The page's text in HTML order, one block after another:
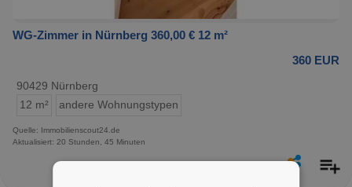
WG-Zimmer in Nürnberg 360,00 € 12 m²
360 EUR
90429 Nürnberg
12 m²
andere Wohnungstypen
Quelle: Immobilienscout24.de
Aktualisiert: 20 Stunden, 45 Minuten